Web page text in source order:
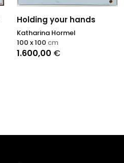
Holding your hands
Katharina Hormel
1.600,00 €
100 x 100 cm